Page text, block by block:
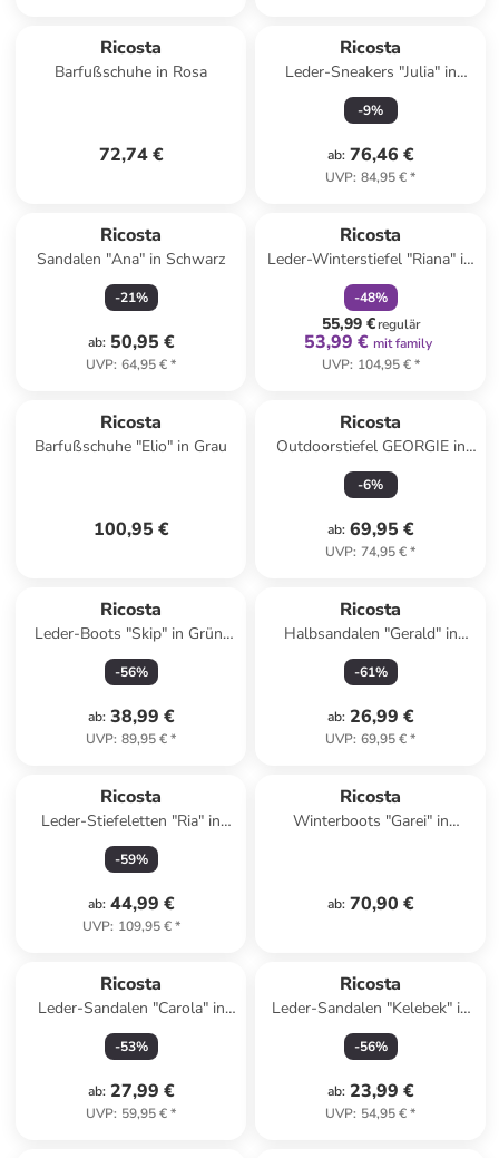
Ricosta
Barfußschuhe in Rosa
72,74 €
Ricosta
Leder-Sneakers "Julia" in
Dunkelblau
-9%
ab: 76,46 €
UVP: 84,95 €*
Ricosta
Sandalen "Ana" in Schwarz
-21%
ab: 50,95 €
UVP: 64,95 €*
Ricosta
Leder-Winterstiefel "Riana" in
Schwarz
-48%
55,99 €regulär
53,99 € mit family
UVP: 104,95 €*
Ricosta
Barfußschuhe "Elio" in Grau
100,95 €
Ricosta
Outdoorstiefel GEORGIE in
graphit/blush
-6%
ab: 69,95 €
UVP: 74,95 €*
Ricosta
Leder-Boots "Skip" in Grün/
Grau
-56%
ab: 38,99 €
UVP: 89,95 €*
Ricosta
Halbsandalen "Gerald" in
Dunkelblau/ Grün
-61%
ab: 26,99 €
UVP: 69,95 €*
Ricosta
Leder-Stiefeletten "Ria" in
Anthrazit
-59%
ab: 44,99 €
UVP: 109,95 €*
Ricosta
Winterboots "Garei" in
ab: 70,90 €
Ricosta
Leder-Sandalen "Carola" in
Lila
-53%
ab: 27,99 €
UVP: 59,95 €*
Ricosta
Leder-Sandalen "Kelebek" in
Dunkelblau
-56%
ab: 23,99 €
UVP: 54,95 €*